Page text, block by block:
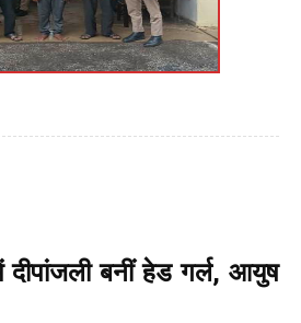
बनीं हेड गर्ल, आयुष